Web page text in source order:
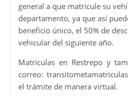
general a que matricule su
departamento, ya que así
beneficio único, el 50% de
vehicular del siguiente año.
Matrículas en Restrepo y
correo:
el trámite de manera virtual.